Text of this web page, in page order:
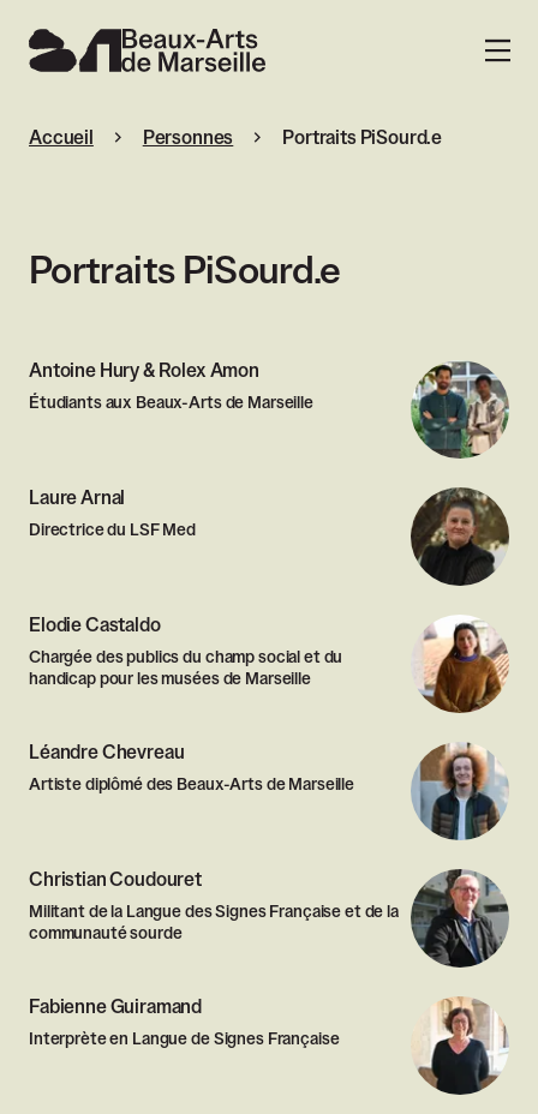
Beaux-Arts de Marseille
MENU
Accueil Personnes Portraits PiSourd.e
Portraits PiSourd.e
Antoine Hury & Rolex Amon
Étudiants aux Beaux-Arts de Marseille
Laure Arnal
Directrice du LSF Med
Elodie Castaldo
Chargée des publics du champ social et du
handicap pour les musées de Marseille
Léandre Chevreau
Artiste diplômé des Beaux-Arts de Marseille
Christian Coudouret
Militant de la Langue des Signes Française et de la
communauté sourde
Fabienne Guiramand
Interprète en Langue de Signes Française